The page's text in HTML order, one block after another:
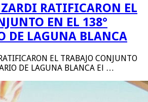
RATIFICARON EL
EN EL 138°
DE LAGUNA BLANCA
EL TRABAJO CONJUNTO
DE LAGUNA BLANCA El …